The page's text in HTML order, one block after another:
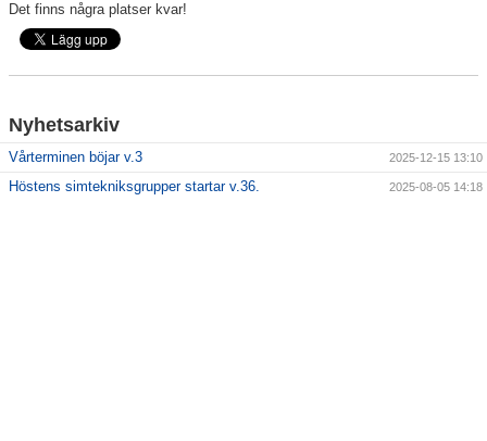
Det finns några platser kvar!
Nyhetsarkiv
Vårterminen böjar v.3 2025-12-15 13:10
Höstens simtekniksgrupper startar v.36. 2025-08-05 14:18